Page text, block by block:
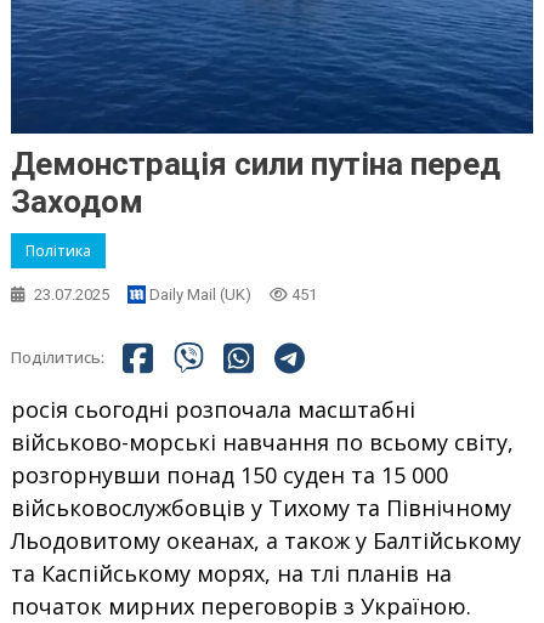
Демонстрація сили путіна перед
Заходом
Політика
23.07.2025 Daily Mail (UK) 451
Поділитись:
росія сьогодні розпочала масштабні
військово-морські навчання по всьому світу,
розгорнувши понад 150 суден та 15 000
військовослужбовців у Тихому та Північному
Льодовитому океанах, а також у Балтійському
та Каспійському морях, на тлі планів на
початок мирних переговорів з Україною.